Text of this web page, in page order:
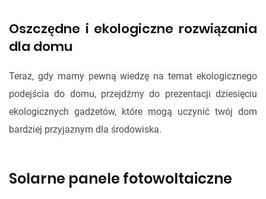
Oszczędne i ekologiczne rozwiązania
dla domu
Teraz, gdy mamy pewną wiedzę na temat ekologicznego
podejścia do domu, przejdźmy do prezentacji dziesięciu
ekologicznych gadżetów, które mogą uczynić twój dom
bardziej przyjaznym dla środowiska.
Solarne panele fotowoltaiczne